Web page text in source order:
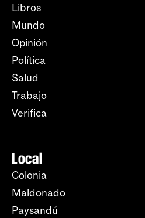
Libros
Mundo
Opinión
Política
Salud
Trabajo
Verifica
Local
Colonia
Maldonado
Paysandú